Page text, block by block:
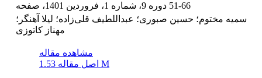
51-66
سمیه مختوم؛ حسین صبوری؛ عبداللطیف قلی‌زاده؛ لیلا آهنگر؛
مهناز کاتوزی
مشاهده مقاله
اصل مقاله 1.53 M